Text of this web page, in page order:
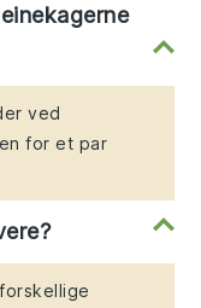
ved
for et par